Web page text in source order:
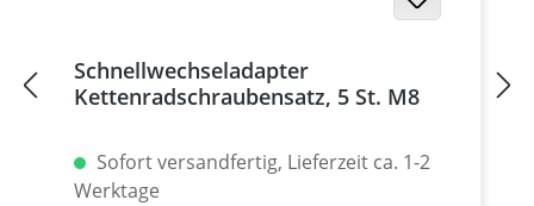
Schnellwechseladapter
Kettenradschraubensatz, 5 St. M8
Sofort versandfertig, Lieferzeit ca. 1-2
Werktage